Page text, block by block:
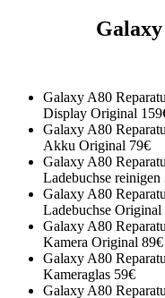
Galaxy A80
Display Original
Galaxy A80
Akku Original 79€
Galaxy A80
Ladebuchse reinigen
Galaxy A80
Ladebuchse Original
Galaxy A80
Kamera Original 89€
Galaxy A80
Kameraglas 59€
Galaxy A80